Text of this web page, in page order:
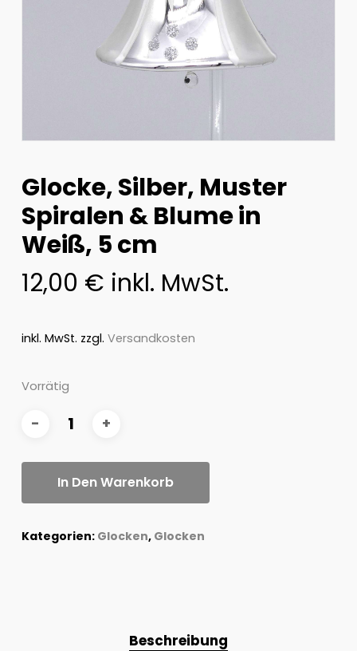
Glocke, Silber, Muster
Spiralen & Blume in
Weiß, 5 cm
12,00 € inkl. MwSt.
inkl. MwSt. zzgl. Versandkosten
Vorrätig
In Den Warenkorb
Kategorien: Glocken, Glocken
Beschreibung